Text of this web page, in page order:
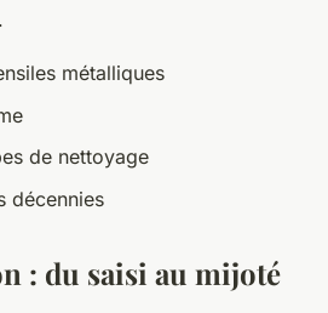
métalliques
de nettoyage
décennies
: du saisi au mijoté